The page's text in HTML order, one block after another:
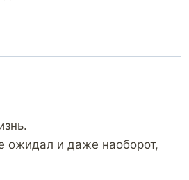
ожидал и даже наоборот,